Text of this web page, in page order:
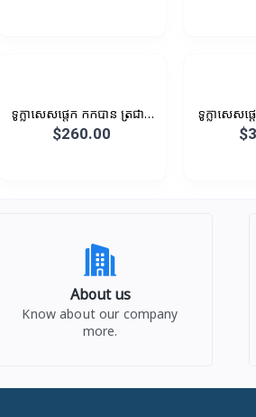
ទូក្លាសេសផ្តេក កកបាន ត្រជាក់
បាន
$260.00
ទូក្លាសេសផ្
About us
Know about our company
more.